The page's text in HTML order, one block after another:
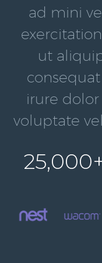
ad mini
ut
irure
voluptate